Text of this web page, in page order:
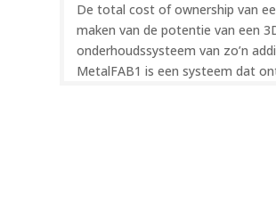
De total cost of ownership van
maken van de potentie van een
onderhoudssysteem van zo’n
MetalFAB1 is een systeem dat